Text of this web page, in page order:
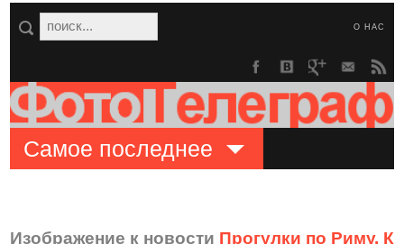
О НАС
Самое последнее
Изображение к новости Прогулки по Риму.